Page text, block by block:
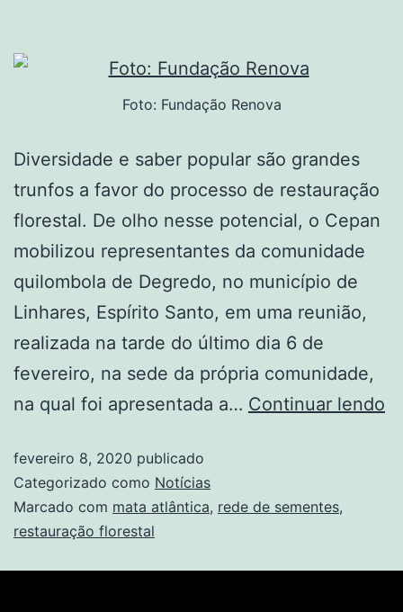
Foto: Fundação Renova
Diversidade e saber popular são grandes
trunfos a favor do processo de restauração
florestal. De olho nesse potencial, o Cepan
mobilizou representantes da comunidade
quilombola de Degredo, no município de
Linhares, Espírito Santo, em uma reunião,
realizada na tarde do último dia 6 de
fevereiro, na sede da própria comunidade,
na qual foi apresentada a… Continuar lendo
fevereiro 8, 2020 publicado
Categorizado como Notícias
Marcado com mata atlântica, rede de sementes,
restauração florestal